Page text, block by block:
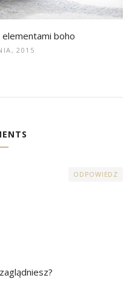
elementami boho
2015
ODPOWIEDZ